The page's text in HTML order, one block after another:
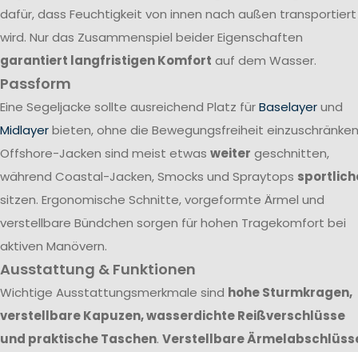
dafür, dass Feuchtigkeit von innen nach außen transportiert
wird. Nur das Zusammenspiel beider Eigenschaften
garantiert langfristigen Komfort auf dem Wasser.
Passform
Eine Segeljacke sollte ausreichend Platz fürBaselayerund
Midlayerbieten, ohne die Bewegungsfreiheit
Offshore-Jacken sind meist etwas weiter geschnitten,
während Coastal-Jacken, Smocks und Spraytops
sitzen. Ergonomische Schnitte, vorgeformte Ärmel und
verstellbare Bündchen sorgen für hohen Tragekomfort bei
aktiven Manövern.
Ausstattung & Funktionen
Wichtige Ausstattungsmerkmale sind hohe Sturmkragen,
verstellbare Kapuzen, wasserdichte Reißverschlüsse
und praktische Taschen. Verstellbare